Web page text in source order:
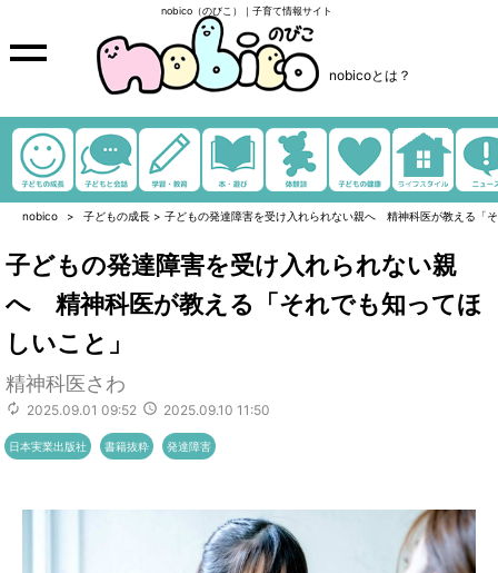
nobico（のびこ）｜子育て情報サイト
nobicoとは？
nobico 子どもの成長 > 子どもの発達障害を受け入れられない親へ 精神科医が教える「
子どもの発達障害を受け入れられない親
へ 精神科医が教える「それでも知ってほ
しいこと」
精神科医さわ
2025.09.01 09:52 2025.09.10 11:50
日本実業出版社 書籍抜粋 発達障害